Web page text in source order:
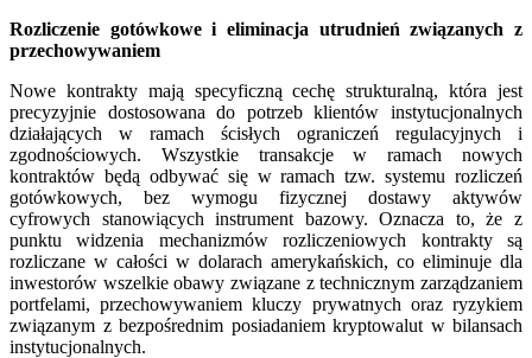
Rozliczenie gotówkowe i eliminacja utrudnień związanych z
przechowywaniem
Nowe kontrakty mają specyficzną cechę strukturalną, która jest
precyzyjnie dostosowana do potrzeb klientów instytucjonalnych
działających w ramach ścisłych ograniczeń regulacyjnych i
zgodnościowych. Wszystkie transakcje w ramach nowych
kontraktów będą odbywać się w ramach tzw. systemu rozliczeń
gotówkowych, bez wymogu fizycznej dostawy aktywów
cyfrowych stanowiących instrument bazowy. Oznacza to, że z
punktu widzenia mechanizmów rozliczeniowych kontrakty są
rozliczane w całości w dolarach amerykańskich, co eliminuje dla
inwestorów wszelkie obawy związane z technicznym zarządzaniem
portfelami, przechowywaniem kluczy prywatnych oraz ryzykiem
związanym z bezpośrednim posiadaniem kryptowalut w bilansach
instytucjonalnych.